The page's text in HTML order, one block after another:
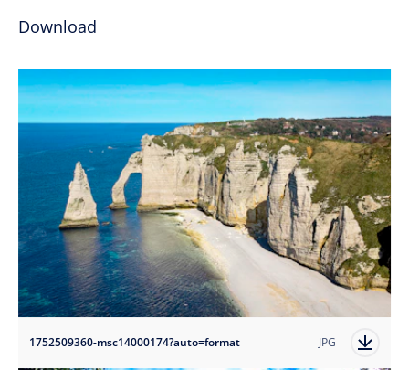
Download
1752509360-msc14000174?auto=format JPG